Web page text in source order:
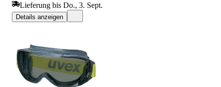
Lieferung bis Do., 3. Sept.
Details anzeigen